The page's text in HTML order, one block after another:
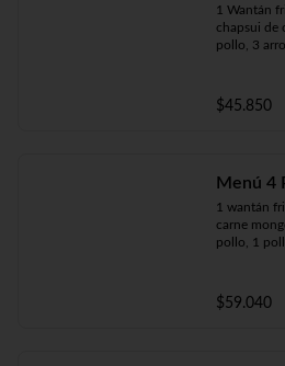
1 Wantán
chapsui de
pollo, 3
$45.850
Menú 4
1 wantán
carne
pollo, 1
$59.040